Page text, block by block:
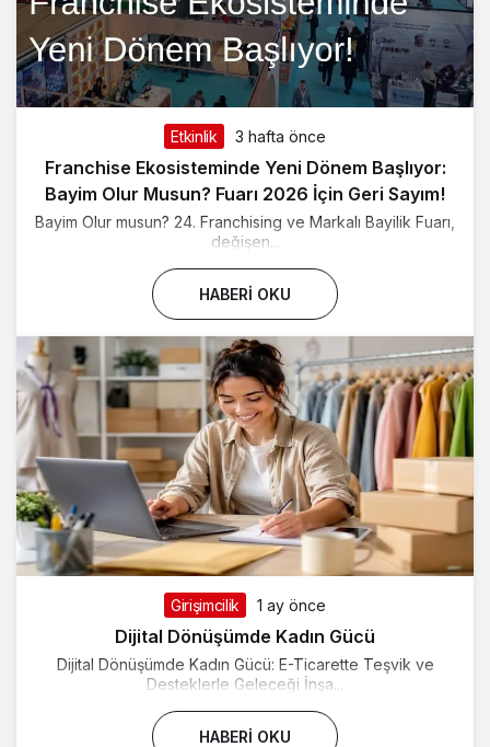
Etkinlik 3 hafta önce
Franchise Ekosisteminde Yeni Dönem Başlıyor:
Bayim Olur Musun? Fuarı 2026 İçin Geri Sayım!
Bayim Olur musun? 24. Franchising ve Markalı Bayilik Fuarı,
değişen...
HABERI OKU
Girişimcilik 1 ay önce
Dijital Dönüşümde Kadın Gücü
Dijital Dönüşümde Kadın Gücü: E-Ticarette Teşvik ve
Desteklerle Geleceği İnşa...
HABERI OKU